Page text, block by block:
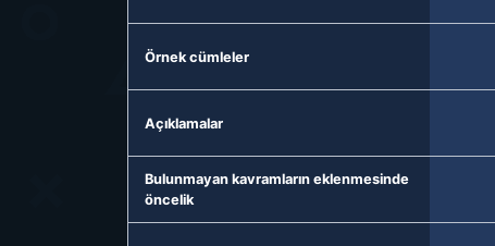
Örnek cümleler
Açıklamalar
Bulunmayan kavramların eklenmesinde
öncelik